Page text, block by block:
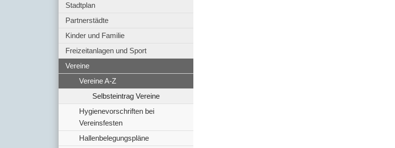
Stadtplan
Partnerstädte
Kinder und Familie
Freizeitanlagen und Sport
Vereine
Vereine A-Z
Selbsteintrag Vereine
Hygienevorschriften bei
Vereinsfesten
Hallenbelegungspläne